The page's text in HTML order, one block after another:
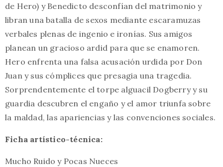
de Hero) y Benedicto desconfían del matrimonio y
libran una batalla de sexos mediante escaramuzas
verbales plenas de ingenio e ironías. Sus amigos
planean un gracioso ardid para que se enamoren.
Hero enfrenta una falsa acusación urdida por Don
Juan y sus cómplices que presagia una tragedia.
Sorprendentemente el torpe alguacil Dogberry y su
guardia descubren el engaño y el amor triunfa sobre
la maldad, las apariencias y las convenciones sociales.
Ficha artístico-técnica:
Mucho Ruido y Pocas Nueces